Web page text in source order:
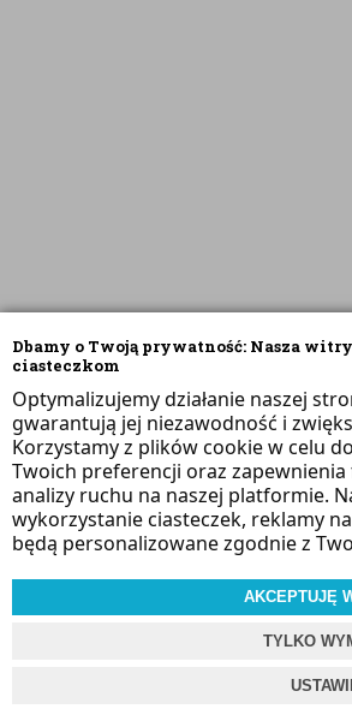
Dbamy o Twoją prywatność: Nasza
ciasteczkom
Optymalizujemy działanie naszej
gwarantują jej niezawodność i
Korzystamy z plików cookie w celu
Twoich preferencji oraz
analizy ruchu na naszej platformie.
wykorzystanie ciasteczek, reklamy
będą personalizowane zgodnie z
AKCEPTUJĘ
TYLKO